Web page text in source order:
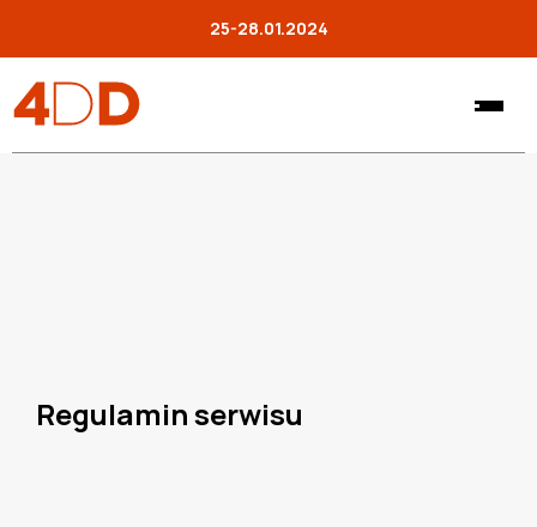
25-28.01.2024
Regulamin serwisu